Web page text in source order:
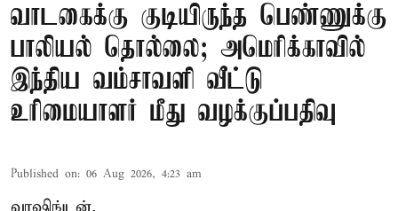
வாடகைக்கு குடியிருந்த பெண்ணுக்கு
பாலியல் தொல்லை; அமெரிக்காவில்
இந்திய வம்சாவளி வீட்டு
உரிமையாளர் மீது வழக்குப்பதிவு
Published on: 06 Aug 2026, 4:23 am
வாஷிங்டன்,